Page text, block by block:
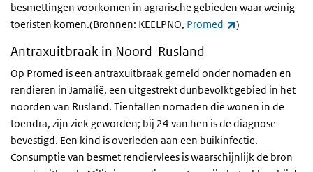
besmettingen voorkomen in agrarische gebieden waar weinig
toeristen komen.(Bronnen: KEELPNO, Promed (externe link)
)
Antraxuitbraak in Noord-Rusland
Op Promed is een antraxuitbraak gemeld onder nomaden en
rendieren in Jamalië, een uitgestrekt dunbevolkt gebied in het
noorden van Rusland. Tientallen nomaden die wonen in de
toendra, zijn ziek geworden; bij 24 van hen is de diagnose
bevestigd. Een kind is overleden aan een buikinfectie.
Consumptie van besmet rendiervlees is waarschijnlijk de bron